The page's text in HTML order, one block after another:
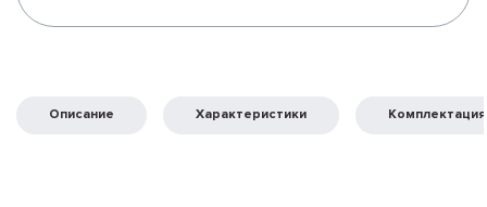
Описание Характеристики Комплектация